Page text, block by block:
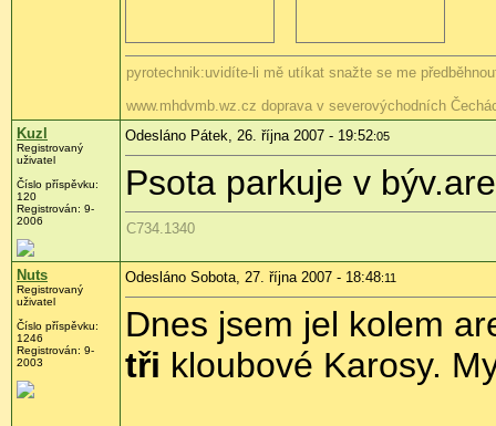
pyrotechnik:uvidíte-li mě utíkat snažte se me
www.mhdvmb.wz.cz doprava v severovýchodních
Kuzl
Registrovaný
uživatel
Číslo příspěvku:
120
Registrován: 9-
2006
Odesláno Pátek, 26. října 2007 - 19:52:05
Psota parkuje v
C734.1340
Nuts
Registrovaný
uživatel
Číslo příspěvku:
1246
Registrován: 9-
2003
Odesláno Sobota, 27. října 2007 - 18:48:11
Dnes jsem jel kolem
tři kloubové Karosy.